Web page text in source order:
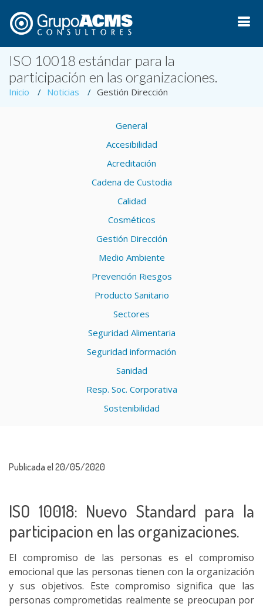
ISO 10018 estándar para la
participación en las organizaciones.
Inicio Noticias Gestión Dirección
General
Accesibilidad
Acreditación
Cadena de Custodia
Calidad
Cosméticos
Gestión Dirección
Medio Ambiente
Prevención Riesgos
Producto Sanitario
Sectores
Seguridad Alimentaria
Seguridad información
Sanidad
Resp. Soc. Corporativa
Sostenibilidad
Publicada el 20/05/2020
ISO 10018: Nuevo Standard para la
participacion en las organizaciones.
El compromiso de las personas es el compromiso
emocional que las personas tienen con la organización
y sus objetivos. Este compromiso significa que las
personas comprometidas realmente se preocupan por